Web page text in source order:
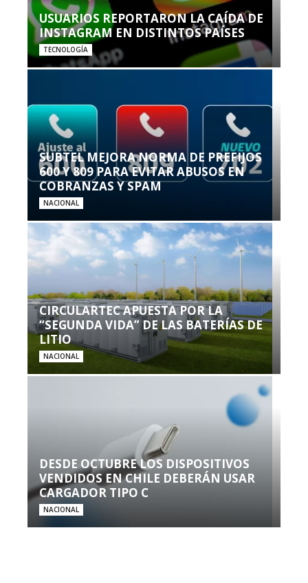
USUARIOS REPORTARON LA CAÍDA DE
INSTAGRAM EN DISTINTOS PAÍSES
TECNOLOGÍA
SUBTEL MEJORA NORMA DE PREFIJOS
600 Y 809 PARA EVITAR ABUSOS EN
COBRANZAS Y SPAM
NACIONAL
CIRCULARTEC APUESTA POR LA
“SEGUNDA VIDA” DE LAS BATERÍAS DE
LITIO
NACIONAL
DESDE OCTUBRE LOS DISPOSITIVOS
VENDIDOS EN CHILE DEBERÁN USAR
CARGADOR TIPO C
NACIONAL